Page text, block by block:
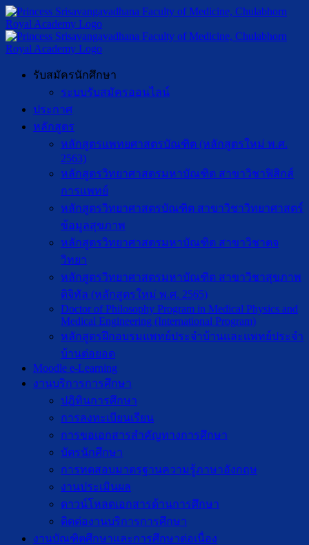
รับสมัครนักศึกษา
ระบบรับสมัครออนไลน์
ประกาศ
หลักสูตร
หลักสูตรแพทยศาสตรบัณฑิต (หลักสูตรใหม่ พ.ศ.
2563)
หลักสูตรวิทยาศาสตรมหาบัณฑิต สาขาวิชาฟิสิกส์
การแพทย์
หลักสูตรวิทยาศาสตรบัณฑิต สาขาวิชาวิทยาศาสตร์
ข้อมูลสุขภาพ
หลักสูตรวิทยาศาสตรมหาบัณฑิต สาขาวิชาตจ
วิทยา
หลักสูตรวิทยาศาสตรมหาบัณฑิต สาขาวิชาสุขภาพ
ดิจิทัล (หลักสูตรใหม่ พ.ศ. 2565)
Doctor of Philosophy Program in Medical Physics and
Medical Engineering (International Program)
หลักสูตรฝึกอบรมแพทย์ประจำบ้านและแพทย์ประจำ
บ้านต่อยอด
Moodle e-Learning
งานบริการการศึกษา
ปฎิทินการศึกษา
การลงทะเบียนเรียน
การขอเอกสารสำคัญทางการศึกษา
บัตรนักศึกษา
การทดสอบมาตรฐานความรู้ภาษาอังกฤษ
งานประเมินผล
ดาวน์โหลดเอกสารด้านการศึกษา
ติดต่องานบริการการศึกษา
งานบัณฑิตศึกษาเเละการศึกษาต่อเนื่อง